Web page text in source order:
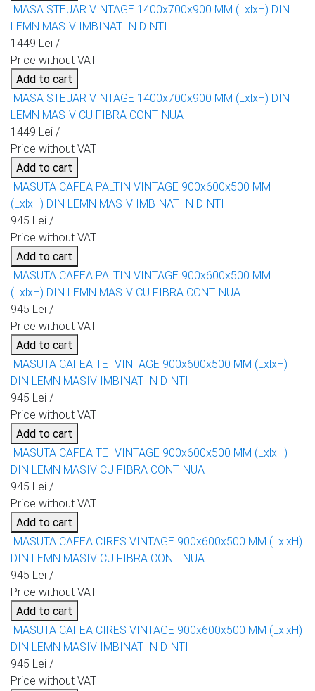
MASA STEJAR VINTAGE 1400x700x900 MM (LxlxH) DIN
LEMN MASIV IMBINAT IN DINTI
1449 Lei /
Price without VAT
Add to cart
MASA STEJAR VINTAGE 1400x700x900 MM (LxlxH) DIN
LEMN MASIV CU FIBRA CONTINUA
1449 Lei /
Price without VAT
Add to cart
MASUTA CAFEA PALTIN VINTAGE 900x600x500 MM
(LxlxH) DIN LEMN MASIV IMBINAT IN DINTI
945 Lei /
Price without VAT
Add to cart
MASUTA CAFEA PALTIN VINTAGE 900x600x500 MM
(LxlxH) DIN LEMN MASIV CU FIBRA CONTINUA
945 Lei /
Price without VAT
Add to cart
MASUTA CAFEA TEI VINTAGE 900x600x500 MM (LxlxH)
DIN LEMN MASIV IMBINAT IN DINTI
945 Lei /
Price without VAT
Add to cart
MASUTA CAFEA TEI VINTAGE 900x600x500 MM (LxlxH)
DIN LEMN MASIV CU FIBRA CONTINUA
945 Lei /
Price without VAT
Add to cart
MASUTA CAFEA CIRES VINTAGE 900x600x500 MM (LxlxH)
DIN LEMN MASIV CU FIBRA CONTINUA
945 Lei /
Price without VAT
Add to cart
MASUTA CAFEA CIRES VINTAGE 900x600x500 MM (LxlxH)
DIN LEMN MASIV IMBINAT IN DINTI
945 Lei /
Price without VAT